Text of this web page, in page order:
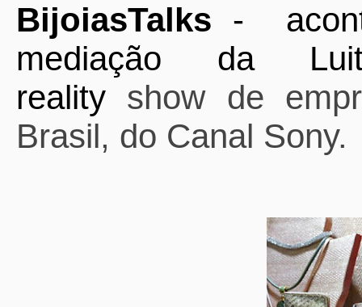
BijoiasTalks -
mediação da
reality show de
Brasil, do Canal Sony.